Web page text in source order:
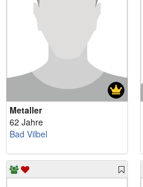
Metaller
62 Jahre
Bad Vilbel